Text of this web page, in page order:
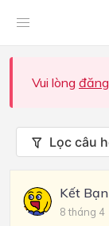
Vui lòng
Lọc câu
Kết
8 tháng 4